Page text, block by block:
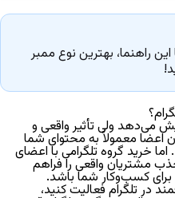
با این راهنما، بهترین نوع
کنید!
می‌دهد ولی تأثیر واقعی و
اعضا معمولاً به محتوای شما
خرید گروه تلگرامی با اعضای
مشتریان واقعی را فراهم
برای کسب‌وکار شما باشد.
در تلگرام فعالیت کنید،